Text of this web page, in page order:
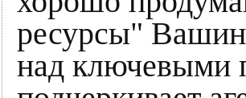
ресурсы"
над ключевыми